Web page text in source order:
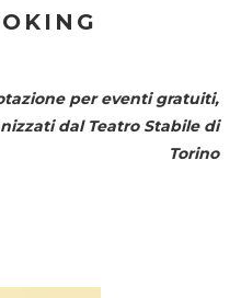
per eventi gratuiti,
dal Teatro Stabile di
Torino